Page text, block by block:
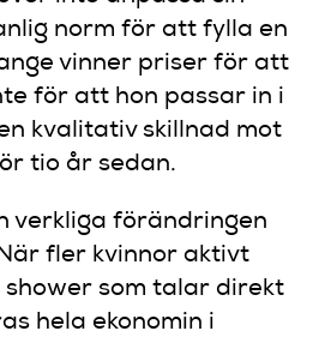
norm för att fylla en
vinner priser för att
för att hon passar in i
kvalitativ skillnad mot
tio år sedan.
verkliga förändringen
fler kvinnor aktivt
som talar direkt
hela ekonomin i